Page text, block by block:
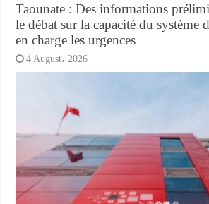
Taounate : Des informations
le débat sur la capacité du système
en charge les urgences
4 August، 2026